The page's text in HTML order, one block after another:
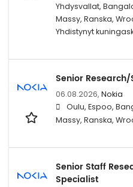
Yhdysvallat,
Massy, Ranska,
Yhdistynyt
Senior
06.08.2026, Nokia
Oulu, Espoo,
Massy, Ranska,
Senior Staff
Specialist